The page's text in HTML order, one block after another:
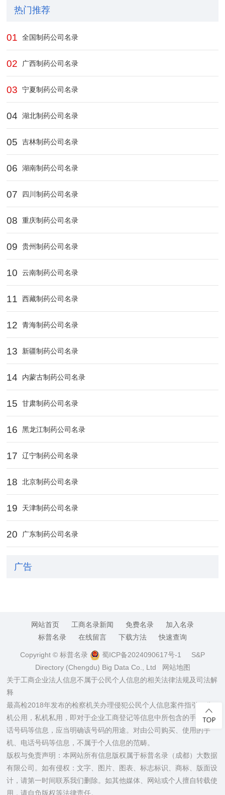
热门推荐
01 全国制药公司名录
02 广西制药公司名录
03 宁夏制药公司名录
04 湖北制药公司名录
05 吉林制药公司名录
06 湖南制药公司名录
07 四川制药公司名录
08 重庆制药公司名录
09 贵州制药公司名录
10 云南制药公司名录
11 西藏制药公司名录
12 青海制药公司名录
13 新疆制药公司名录
14 内蒙古制药公司名录
15 甘肃制药公司名录
16 黑龙江制药公司名录
17 辽宁制药公司名录
18 北京制药公司名录
19 天津制药公司名录
20 广东制药公司名录
广告
网站首页 工商名录新闻 免费名录
加入名录
标普名录
在线留言 下载方法 快速查询
Copyright © 标普名录 蜀ICP备2024090617号-1
S&P
Directory (Chengdu) Big Data Co., Ltd
网站地图
关于工商企业法人信息不属于公民个人信息的相关法律法规及司法解
释
最高检2018年发布的检察机关办理侵犯公民个人信息案件指引：公
机公用，私机私用，即对于企业工商登记等信息中所包含的手机、电
话号码等信息，应当明确该号码的用途。对由公司购买、使用的手
机、电话号码等信息，不属于个人信息的范畴。
版权与免责声明：本网站所有信息版权属于标普名录（成都）大数据
有限公司。如有侵权：文字、图片、图表、标志标识、商标、版面设
计，请第一时间联系我们删除。如其他媒体、网站或个人擅自转载使
用，请自负版权等法律责任。